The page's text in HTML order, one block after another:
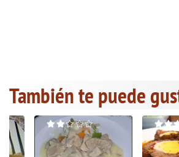
También te puede